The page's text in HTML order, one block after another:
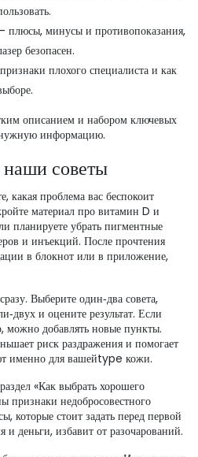
– плюсы, минусы и противопоказания,
безопасен.
плохого специалиста и как
описанием и набором ключевых
нужную информацию.
наши советы
какая проблема вас беспокоит
материал про витамин D и
планируете убрать пигментные
и инъекций. После прочтения
в блокнот или в приложение,
Выберите один‑два совета,
и оцените результат. Если
можно добавлять новые пункты.
риск раздражения и помогает
именно для вашейtype кожи.
«Как выбрать хорошего
признаки недобросовестного
которые стоит задать перед первой
и деньги, избавит от разочарований.